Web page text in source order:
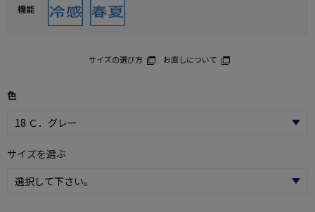
機能
サイズの選び方 お直しについて
色
サイズを選ぶ